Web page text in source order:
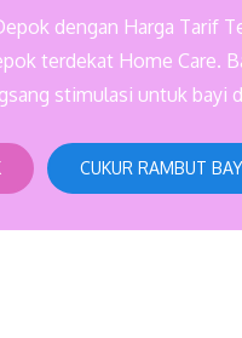
dengan Harga Tarif
terdekat Home Care.
stimulasi untuk bayi
CUKUR RAMBUT